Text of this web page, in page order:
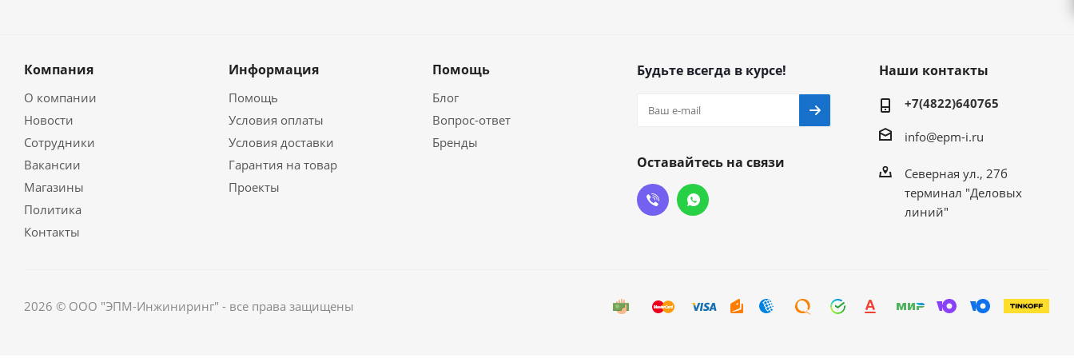
Компания
О компании
Новости
Сотрудники
Вакансии
Магазины
Политика
Контакты
Информация
Помощь
Условия оплаты
Условия доставки
Гарантия на товар
Проекты
Помощь
Блог
Вопрос-ответ
Бренды
Будьте всегда в курсе!
Оставайтесь на связи
Наши контакты
+7(4822)640765
info@epm-i.ru
Северная ул., 27б
терминал "Деловых
линий"
2026 © ООО "ЭПМ-Инжиниринг" - все права защищены